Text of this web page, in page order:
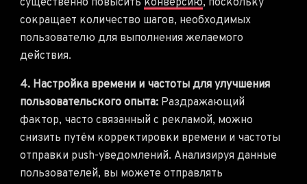
существенно повысить конверсию, поскольку
сокращает количество шагов, необходимых
пользователю для выполнения желаемого
действия.
4. Настройка времени и частоты для улучшения
пользовательского опыта: Раздражающий
фактор, часто связанный с рекламой, можно
снизить путём корректировки времени и частоты
отправки push-уведомлений. Анализируя данные
пользователей, вы можете отправлять